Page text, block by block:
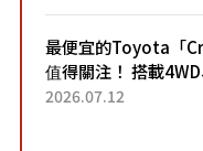
最便宜的Toyota「
值得關注！ 搭載
22.4公里低油耗表現
2026.07.12